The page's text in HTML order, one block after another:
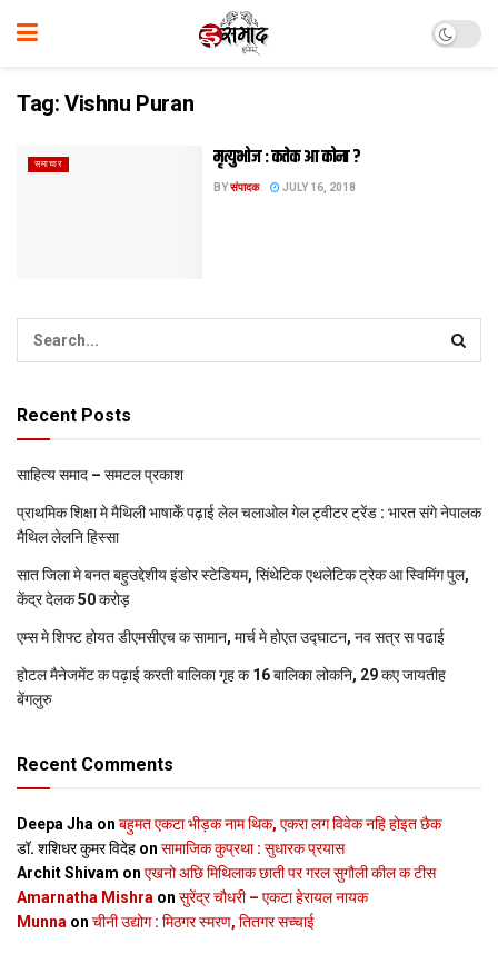
Tag: Vishnu Puran
समाचार मृत्‍युभोज : कतेक आ कोना ?
BYसंपादक JULY 16, 2018
Recent Posts
साहित्य समाद – समटल प्रकाश
प्राथमिक शि‍क्षा मे मैथि‍ली भाषाकेँ पढ़ाई लेल चलाओल गेल ट्वीटर ट्रेंड : भारत संगे नेपालक
मैथिल लेलनि हिस्सा
सात जिला मे बनत बहुउद्देशीय इंडोर स्‍टेडि‍यम, सिंथेटिक एथलेटिक ट्रेक आ स्विमिंग पुल,
केंद्र देलक 50 करोड़
एम्स मे शिफ्ट होयत डीएमसीएच क सामान, मार्च मे होएत उद्घाटन, नव सत्र स पढाई
होटल मैनेजमेंट क पढ़ाई करती बालिका गृह क 16 बालिका लोकनि, 29 कए जायतीह
बेंगलुरु
Recent Comments
Deepa Jha on बहुमत एकटा भीड़क नाम थिक, एकरा लग विवेक नहि होइत छैक
डॉ. शशिधर कुमर विदेह on सामाजिक कुप्रथा : सुधारक प्रयास
Archit Shivam on एखनो अछि मिथिलाक छाती पर गरल सुगौली कील क टीस
Amarnatha Mishra on सुरेंद्र चौधरी – एकटा हेरायल नायक
Munna on चीनी उद्योग : मिठगर स्‍मरण, तितगर सच्‍चाई